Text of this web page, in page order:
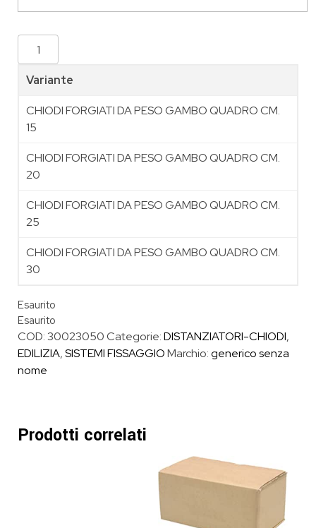
Variante
CHIODI FORGIATI DA PESO GAMBO QUADRO CM.
15
CHIODI FORGIATI DA PESO GAMBO QUADRO CM.
20
CHIODI FORGIATI DA PESO GAMBO QUADRO CM.
25
CHIODI FORGIATI DA PESO GAMBO QUADRO CM.
30
Esaurito
Esaurito
COD:30023050Categorie:DISTANZIATORI-CHIODI,
EDILIZIA,SISTEMI FISSAGGIOMarchio:generico senza
nome
Prodotti correlati